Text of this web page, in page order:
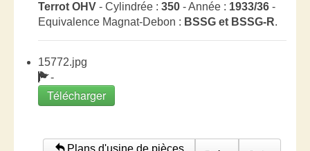
Terrot OHV - Cylindrée : 350 - Année : 1933/36 -
Equivalence Magnat-Debon : BSSG et BSSG-R.
15772.jpg
-
Télécharger
Plans d'usine de pièces